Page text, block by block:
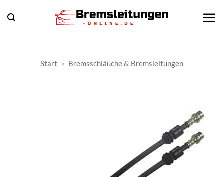
Inhalt
Start » Bremsschläuche & Bremsleitungen